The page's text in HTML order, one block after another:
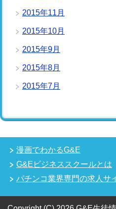
2015年11月
2015年10月
2015年9月
2015年8月
2015年7月
漫画でわかるG&E
G&Eビジネススクールとは
パチンコ業界専門の求人サ